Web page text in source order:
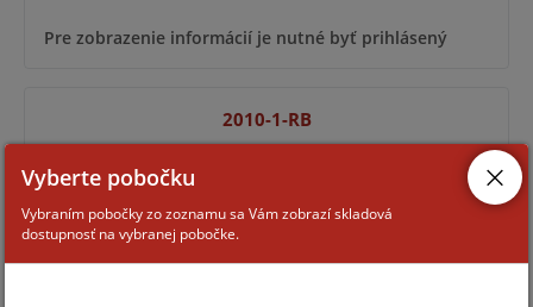
Pre zobrazenie informácií je nutné byť prihlásený
2010-1-RB
Vyberte pobočku
Vybraním pobočky zo zoznamu sa Vám zobrazí skladová
dostupnosť na vybranej pobočke.